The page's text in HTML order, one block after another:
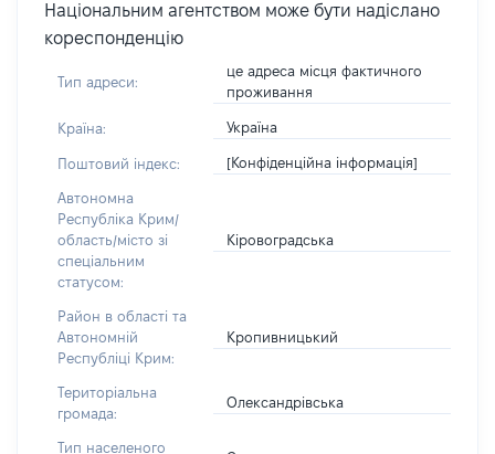
Національним агентством може бути надіслано
кореспонденцію
Тип адреси:
це адреса місця фактичного
проживання
Країна: Україна
Поштовий індекс: [Конфіденційна інформація]
Автономна
Республіка Крим/
область/місто зі
спеціальним
статусом:
Кіровоградська
Район в області та
Автономній
Республіці Крим:
Кропивницький
Територіальна
громада:
Олександрівська
Тип населеного